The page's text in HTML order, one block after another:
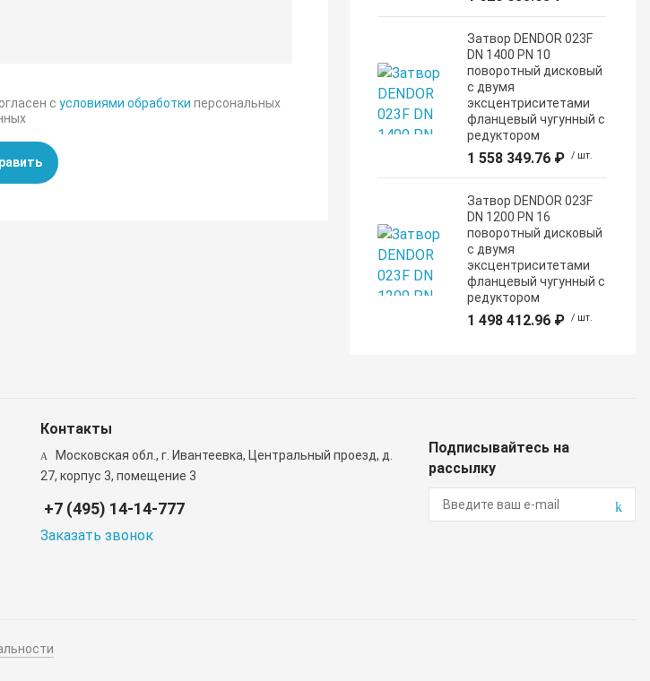
сусловиями обработки персональных
Затвор DENDOR 023F
DN 1400 PN 10
поворотный дисковый
c двумя
эксцентриситетами
фланцевый чугунный с
редуктором
1 558 349.76 ₽ / шт.
Затвор DENDOR 023F
DN 1200 PN 16
поворотный дисковый
c двумя
эксцентриситетами
фланцевый чугунный с
редуктором
1 498 412.96 ₽ / шт.
Контакты
Московская обл., г. Ивантеевка, Центральный проезд, д.
27, корпус 3, помещение 3
+7 (495) 14-14-777
Заказать звонок
Подписывайтесь на
рассылку